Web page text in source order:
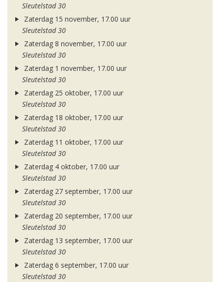
Sleutelstad 30
Zaterdag 15 november, 17.00 uur
Sleutelstad 30
Zaterdag 8 november, 17.00 uur
Sleutelstad 30
Zaterdag 1 november, 17.00 uur
Sleutelstad 30
Zaterdag 25 oktober, 17.00 uur
Sleutelstad 30
Zaterdag 18 oktober, 17.00 uur
Sleutelstad 30
Zaterdag 11 oktober, 17.00 uur
Sleutelstad 30
Zaterdag 4 oktober, 17.00 uur
Sleutelstad 30
Zaterdag 27 september, 17.00 uur
Sleutelstad 30
Zaterdag 20 september, 17.00 uur
Sleutelstad 30
Zaterdag 13 september, 17.00 uur
Sleutelstad 30
Zaterdag 6 september, 17.00 uur
Sleutelstad 30